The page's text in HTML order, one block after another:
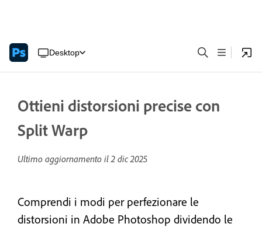
Desktop
Ottieni distorsioni precise con
Split Warp
Ultimo aggiornamento il2 dic 2025
Comprendi i modi per perfezionare le
distorsioni in Adobe Photoshop dividendo le